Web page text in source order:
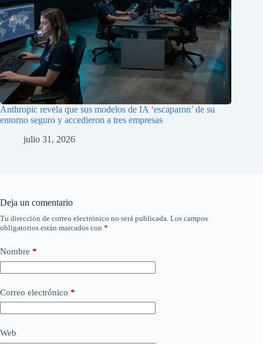
Anthropic revela que sus modelos de IA ‘escaparon’ de su
entorno seguro y accedieron a tres empresas
julio 31, 2026
Deja un comentario
Tu dirección de correo electrónico no será publicada. Los campos
obligatorios están marcados con *
Nombre *
Correo electrónico *
Web